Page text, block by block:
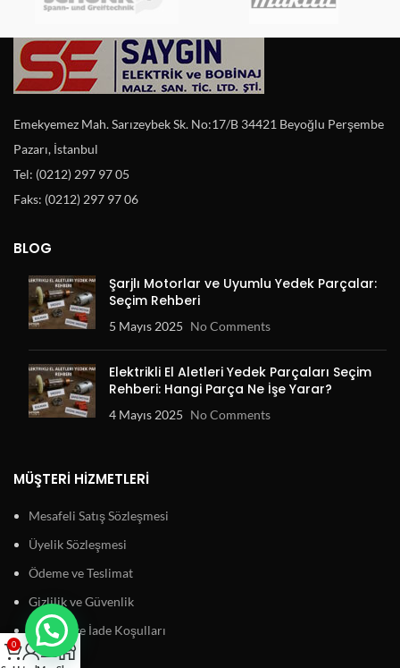
Emekyemez Mah. Sarızeybek Sk. No:17/B 34421 Beyoğlu Perşembe
Pazarı, İstanbul
Tel: (0212) 297 97 05
Faks: (0212) 297 97 06
BLOG
Şarjlı Motorlar ve Uyumlu Yedek Parçalar:
Seçim Rehberi
5 Mayıs 2025 No Comments
Elektrikli El Aletleri Yedek Parçaları Seçim
Rehberi: Hangi Parça Ne İşe Yarar?
4 Mayıs 2025 No Comments
MÜŞTERI HIZMETLERI
Mesafeli Satış Sözleşmesi
Üyelik Sözleşmesi
Ödeme ve Teslimat
Gizlilik ve Güvenlik
Garanti ve İade Koşulları
0